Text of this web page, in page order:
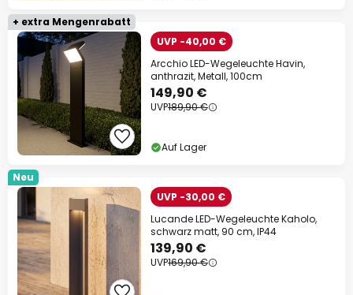
+ extra Mengenrabatt
UVP -40,00 €
Arcchio LED-Wegeleuchte Havin,
anthrazit, Metall, 100cm
149,90 €
UVP189,90 €
Auf Lager
Neu
UVP -30,00 €
Lucande LED-Wegeleuchte Kaholo,
schwarz matt, 90 cm, IP44
139,90 €
UVP169,90 €